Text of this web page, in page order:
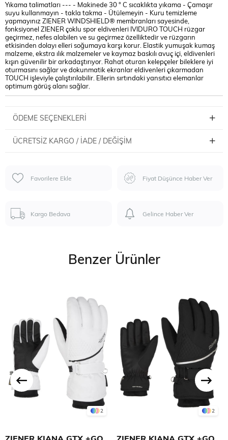
Yıkama talimatları --- - Makinede 30 ° C sıcaklıkta yıkama - Çamaşır
suyu kullanmayın - takla takma - Ütülemeyin - Kuru temizleme
yapmayınız ZIENER WINDSHIELD® membranları sayesinde,
fonksiyonel ZIENER çoklu spor eldivenleri IVIDURO TOUCH rüzgar
geçirmez, nefes alabilen ve su geçirmez özelliktedir ve rüzgarın
etkisinden dolayı elleri soğumaya karşı korur. Elastik yumuşak kumaş
malzeme, ekstra ılık malzemeler ve kaymaz baskılı avuç içi, eldivenleri
kışın güvenilir bir arkadaştırıyor. Rahat oturan kelepçeler bileklere iyi
oturmasını sağlar ve dokunmatik ekranlar eldivenleri çıkarmadan
TOUCH işleviyle çalıştırılabilir. Ellerin sırtındaki yansıtıcı elemanlar
optimum görüş alanı sağlar.
ÖDEME SEÇENEKLERI
ÜCRETSIZ KARGO / İADE / DEĞIŞIM
Favorilere Ekle Fiyat Düşünce Haber Ver
Kargo Bedava Gelince Haber Ver
Benzer Ürünler
2 2